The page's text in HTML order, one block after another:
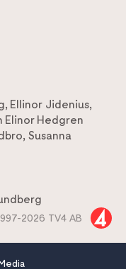
, Ellinor Jidenius,
Elinor Hedgren
, Susanna
2026 TV4 AB